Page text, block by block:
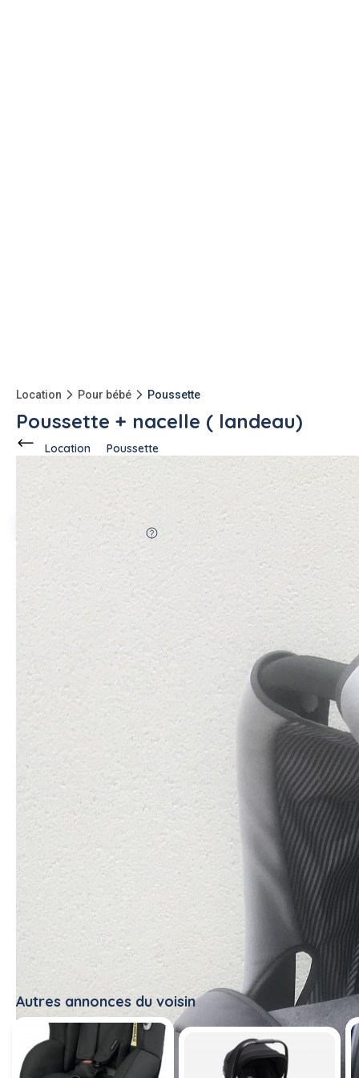
Location Pour bébé Poussette
Poussette + nacelle ( landeau)
Location Poussette
propose en location Carnac (56340)
Laetitia R. 15 annonces
Description de l'annonce
Bonjour, je loue une poussette et nacelle bébé confort avec
habillage pluie, s adapte aux véhicules. N hésitez pas si vous
avez besoin de renseignements . Je loue à la journée, week-
end, semaine quinzaine ..
Autres annonces du voisin Tout voir